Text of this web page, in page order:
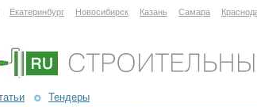
Екатеринбург Новосибирск Казань Самара
Тендеры